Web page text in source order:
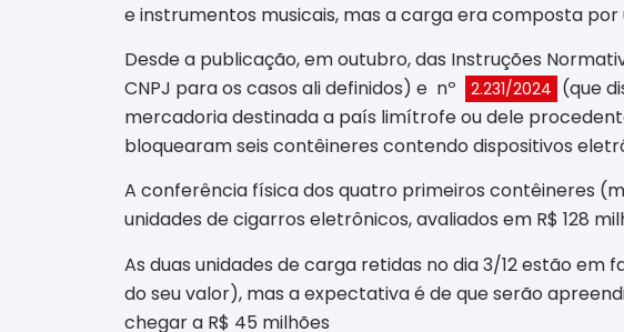
e instrumentos musicais, mas a carga era composta
Desde a publicação, em outubro, das Instruções
CNPJ para os casos ali definidos) e nº
2.231/2024 (que
mercadoria destinada a país limítrofe ou dele
bloquearam seis contêineres contendo dispositivos
A conferência física dos quatro primeiros contêineres
unidades de cigarros eletrônicos, avaliados em R$ 128
As duas unidades de carga retidas no dia 3/12 estão
do seu valor), mas a expectativa é de que serão
chegar a R$ 45 milhões